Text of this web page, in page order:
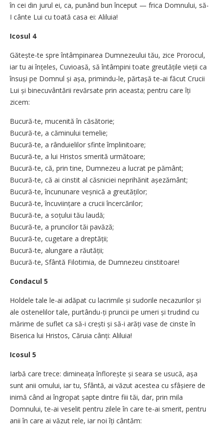
în cei din jurul ei, ca, punând bun început — frica Domnului, să-
I cânte Lui cu toată casa ei: Aliluia!
Icosul 4
Gătește-te spre întâmpinarea Dumnezeului tău, zice Prorocul,
iar tu ai înțeles, Cuvioasă, să întâmpini toate greutățile vieții ca
însuși pe Domnul și așa, primindu-le, părtașă te-ai făcut Crucii
Lui și binecuvântării revărsate prin aceasta; pentru care îți
zicem:
Bucură-te, mucenită în căsătorie;
Bucură-te, a căminului temelie;
Bucură-te, a rânduielilor sfinte împlinitoare;
Bucură-te, a lui Hristos smerită următoare;
Bucură-te, că, prin tine, Dumnezeu a lucrat pe pământ;
Bucură-te, că ai cinstit al căsniciei neprihănit așezământ;
Bucură-te, încununare veșnică a greutăților;
Bucură-te, încuviințare a crucii încercărilor;
Bucură-te, a soțului tău laudă;
Bucură-te, a pruncilor tăi pavăză;
Bucură-te, cugetare a dreptății;
Bucură-te, alungare a răutății;
Bucură-te, Sfântă Filotimia, de Dumnezeu cinstitoare!
Condacul 5
Holdele tale le-ai adăpat cu lacrimile și sudorile necazurilor și
ale ostenelilor tale, purtându-ți pruncii pe umeri și trudind cu
mărime de suflet ca să-i crești și să-i arăți vase de cinste în
Biserica lui Hristos, Căruia cânți: Aliluia!
Icosul 5
Iarbă care trece: dimineața înflorește și seara se usucă, așa
sunt anii omului, iar tu, Sfântă, ai văzut acestea cu sfâșiere de
inimă când ai îngropat șapte dintre fiii tăi, dar, prin mila
Domnului, te-ai veselit pentru zilele în care te-ai smerit, pentru
anii în care ai văzut rele, iar noi îți cântăm: